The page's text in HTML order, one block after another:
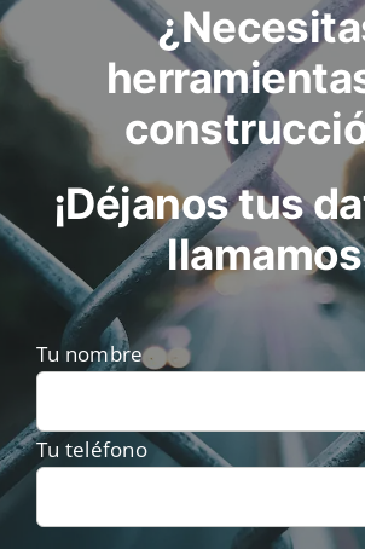
¡Déjanos tus
Tu nombre
Tu teléfono